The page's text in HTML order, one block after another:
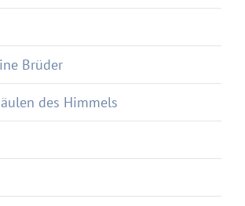
Brüder
des Himmels